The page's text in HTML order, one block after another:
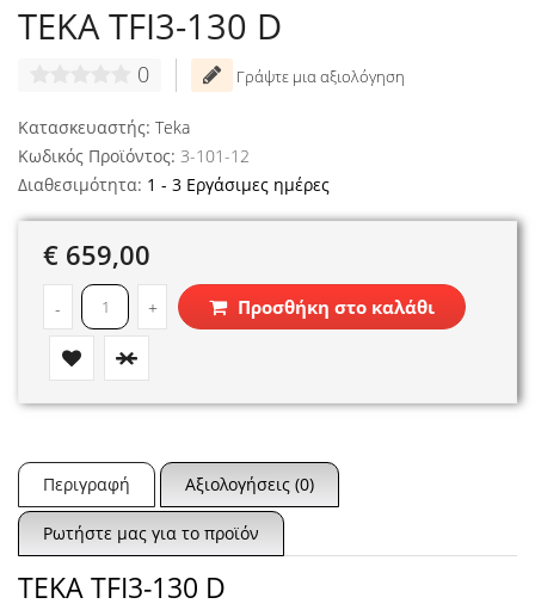
TEKA TFI3-130 D
0 Γράψτε μια αξιολόγηση
Κατασκευαστής: Teka
Κωδικός Προϊόντος: 3-101-12
Διαθεσιμότητα: 1 - 3 Εργάσιμες ημέρες
€ 659,00
- + Προσθήκη στο καλάθι
Περιγραφή Αξιολογήσεις (0)
Ρωτήστε μας για το προϊόν
TEKA TFI3-130 D